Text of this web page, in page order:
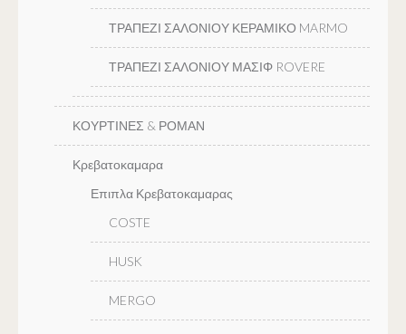
ΤΡΑΠΕΖΙ ΣΑΛΟΝΙΟΥ ΚΕΡΑΜΙΚΟ MARMO
ΤΡΑΠΕΖΙ ΣΑΛΟΝΙΟΥ ΜΑΣΙΦ ROVERE
ΚΟΥΡΤΙΝΕΣ & ΡΟΜΑΝ
Κρεβατοκαμαρα
Επιπλα Κρεβατοκαμαρας
COSTE
HUSK
MERGO